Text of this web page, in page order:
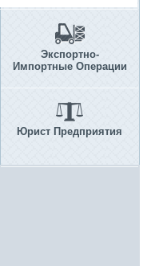
Экспортно-
Импортные Операции
Юрист Предприятия